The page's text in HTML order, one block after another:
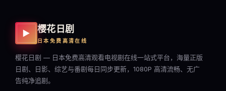
▶ 樱花日剧
日本免费高清在线
樱花日剧 — 日本免费高清观看电视剧在线一站式平台，海量正版
日剧、日影、综艺与番剧每日同步更新，1080P 高清流畅、无广
告纯净追剧。